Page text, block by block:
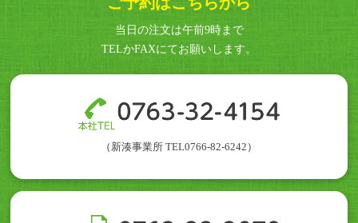
当日の注文は午前9時まで
TELかFAXにてお願いします。
（ 新湊事業所 TEL0766-82-6242 ）